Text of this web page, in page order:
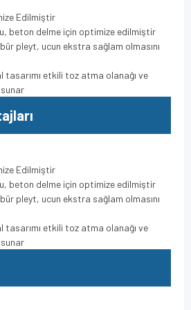
Edilmiştir
beton delme için optimize edilmiştir
pleyt, ucun ekstra sağlam olmasını
tasarımı etkili toz atma olanağı ve
Edilmiştir
beton delme için optimize edilmiştir
pleyt, ucun ekstra sağlam olmasını
tasarımı etkili toz atma olanağı ve